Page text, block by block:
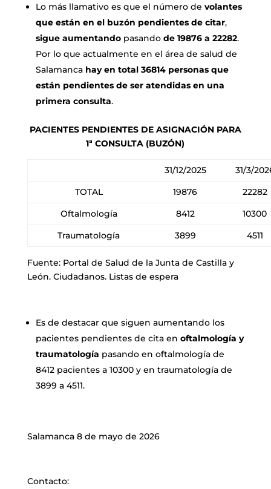
Lo más llamativo es que el número de volantes
que están en el buzón pendientes de citar,
sigue aumentandopasando de 19876 a 22282.
Por lo que actualmente en el área de salud de
Salamanca hay en total 36814 personas que
están pendientes de ser atendidas en una
primera consulta.
PACIENTES PENDIENTES DE ASIGNACIÓN PARA
1ª CONSULTA (BUZÓN)
31/12/2025
31/3/
TOTAL
19876
22282
Oftalmología
8412
10300
Traumatología
3899 4511
Fuente: Portal de Salud de la Junta de Castilla y
León. Ciudadanos. Listas de espera
Es de destacar que siguen aumentando los
pacientes pendientes de cita en oftalmología y
traumatología pasando en oftalmología de
8412 pacientes a 10300 y en traumatología de
3899 a 4511.
Salamanca 8 de mayo de 2026
Contacto: